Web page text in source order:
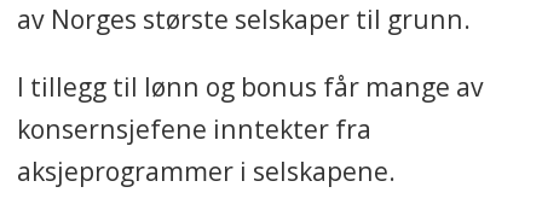
av Norges største selskaper til grunn.
I tillegg til lønn og bonus får mange av
konsernsjefene inntekter fra
aksjeprogrammer i selskapene.